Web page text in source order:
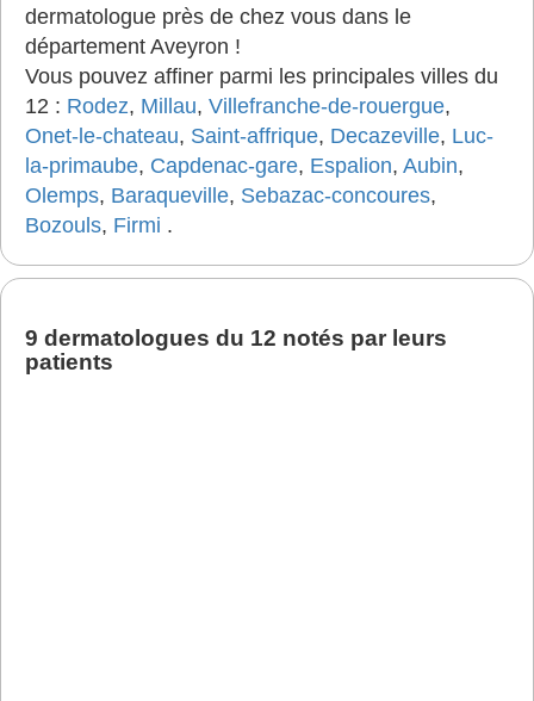
dermatologue près de chez vous dans le
département Aveyron !
Vous pouvez affiner parmi les principales villes du
12 : Rodez, Millau, Villefranche-de-rouergue,
Onet-le-chateau, Saint-affrique, Decazeville, Luc-
la-primaube, Capdenac-gare, Espalion, Aubin,
Olemps, Baraqueville, Sebazac-concoures,
Bozouls, Firmi .
9 dermatologues du 12 notés par leurs
patients